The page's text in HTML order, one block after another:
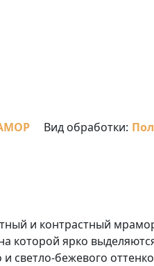
Вид обработки:
и контрастный
которой ярко
светло-бежевого